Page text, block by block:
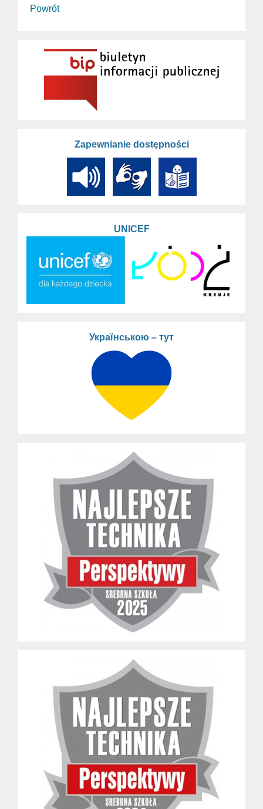
Powrót
Zapewnianie dostępności
UNICEF
Українською – тут